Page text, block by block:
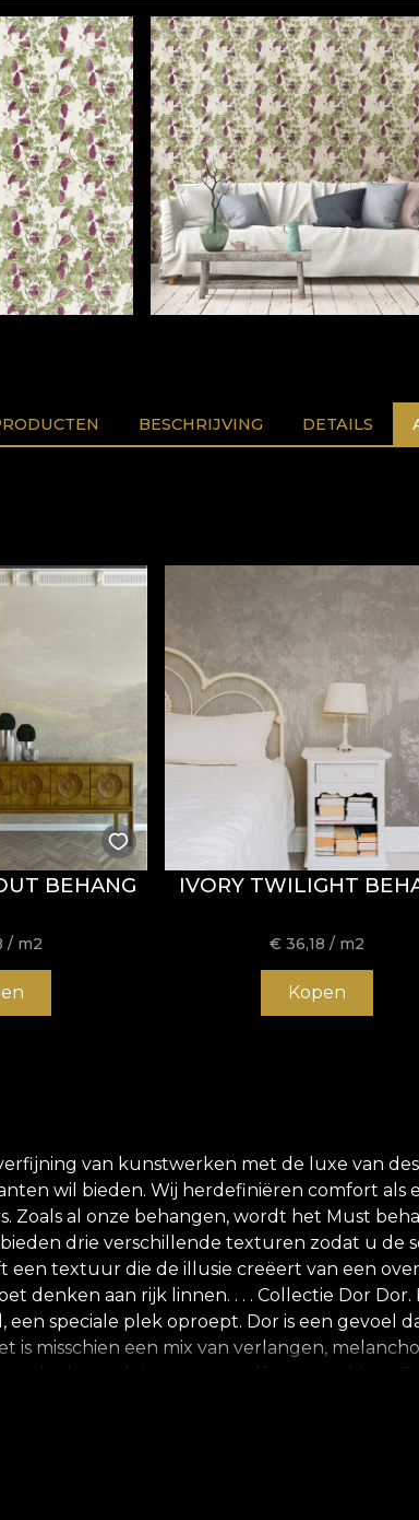
BESCHRIJVING DETAILS
BEHANG
/ m2
IVORY TWILIGHT
€36,18 / m2
Kopen
van kunstwerken met de luxe van
wil bieden. Wij herdefiniëren comfort
al onze behangen, wordt het Must
drie verschillende texturen zodat u de
een textuur die de illusie creëert van een
denken aan rijk linnen. . . . Collectie Dor
speciale plek oproept. Dor is een
misschien een mix van verlangen,
het vergeten zijn. Dor voor authenticiteit –
Roemeen? Welke verhalen van trotse